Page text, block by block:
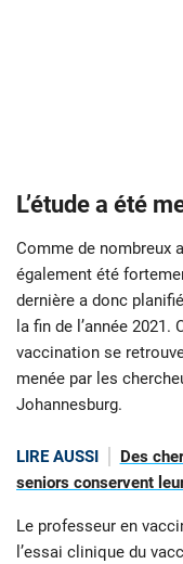
L’étude a été
Comme de nombreux
également été
dernière a donc
la fin de l’année
vaccination se
menée par les
Johannesburg.
LIRE AUSSI
Des
seniors conservent
Le professeur en
l’essai clinique du